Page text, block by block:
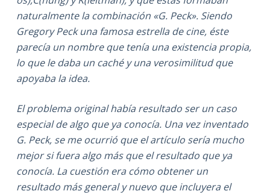
naturalmente la combinación «G. Peck». Siendo
Gregory Peck una famosa estrella de cine, éste
parecía un nombre que tenía una existencia propia,
lo que le daba un caché y una verosimilitud que
apoyaba la idea.
El problema original había resultado ser un caso
especial de algo que ya conocía. Una vez inventado
G. Peck, se me ocurrió que el artículo sería mucho
mejor si fuera algo más que el resultado que ya
conocía. La cuestión era cómo obtener un
resultado más general y nuevo que incluyera el